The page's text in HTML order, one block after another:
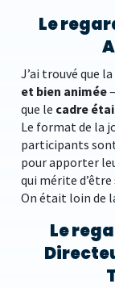
Le
J’ai trouvé que
et bien animée
que le cadre
Le format de la
participants
pour apporter
qui mérite d’être
On était loin de
Le